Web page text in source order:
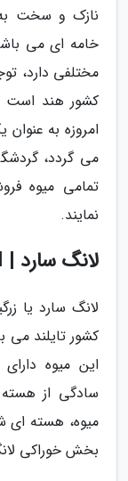
نازک و سخت به
خامه ای می
مختلفی دارد،
کشور هند است
امروزه به
می گردد،
تمامی میوه
نمایند.
لانگ سارد | Lang Sard
لانگ سارد یا
کشور تایلند
این میوه
سادگی از
میوه، هسته ای
بخش خوراکی